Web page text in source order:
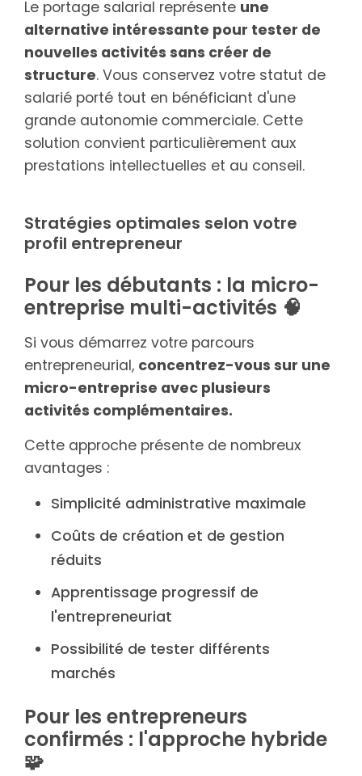
Le portage salarial représente une
alternative intéressante pour tester de
nouvelles activités sans créer de
structure. Vous conservez votre statut de
salarié porté tout en bénéficiant d'une
grande autonomie commerciale. Cette
solution convient particulièrement aux
prestations intellectuelles et au conseil.
Stratégies optimales selon votre
profil entrepreneur
Pour les débutants : la micro-
entreprise multi-activités 🧠
Si vous démarrez votre parcours
entrepreneurial, concentrez-vous sur une
micro-entreprise avec plusieurs
activités complémentaires.
Cette approche présente de nombreux
avantages :
Simplicité administrative maximale
Coûts de création et de gestion
réduits
Apprentissage progressif de
l'entrepreneuriat
Possibilité de tester différents
marchés
Pour les entrepreneurs
confirmés : l'approche hybride
🧩